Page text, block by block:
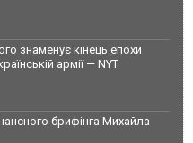
знаменує кінець епохи
армії — NYT
брифінга Михайла